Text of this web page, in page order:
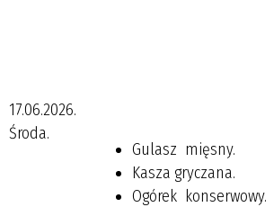
17.06.2026.
Środa.
Gulasz mięsny.
Kasza gryczana.
Ogórek konserwowy.